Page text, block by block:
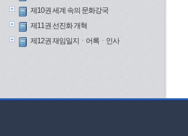
제10권 세계 속의 문화강국
제11권 선진화 개혁
제12권 재임일지ㆍ어록ㆍ인사